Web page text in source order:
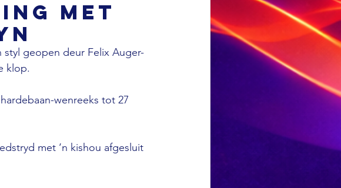
met
styl geopen deur Felix Auger-
klop.
wenreeks tot 27
met ‘n kishou afgesluit